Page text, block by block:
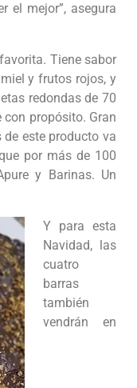
el mejor”, asegura
Tiene sabor
y frutos rojos, y
redondas de 70
con propósito. Gran
este producto va
por más de 100
y Barinas. Un
Y para esta
Navidad, las
cuatro
barras
también
vendrán en